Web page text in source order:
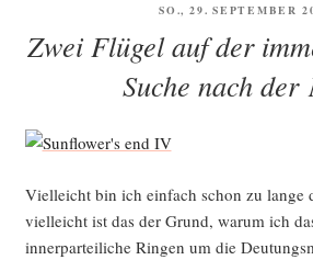
VERÖFFENTLICHT
SO., 29. SEPTEMBER
Zwei Flügel auf der
Suche nach der
Viel­leicht bin ich ein­fach schon zu lan­ge
viel­leicht ist das der Grund, war­um ich
inner­par­tei­li­che Rin­gen um die